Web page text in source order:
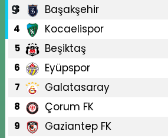
3 Başakşehir
4 Kocaelispor
5 Beşiktaş
6 Eyüpspor
7 Galatasaray
8 Çorum FK
9 Gaziantep FK